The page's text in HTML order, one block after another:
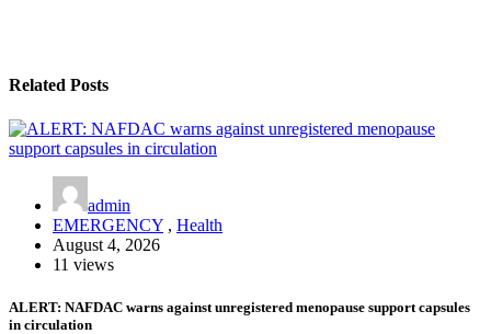
Related Posts
admin
EMERGENCY , Health
August 4, 2026
11 views
ALERT: NAFDAC warns against unregistered menopause support capsules
in circulation